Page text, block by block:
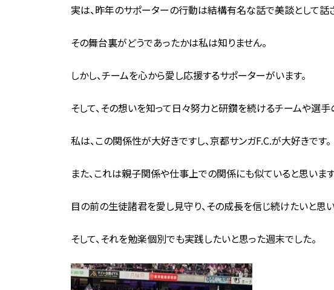
実は、昨年のサポーターの行動は結構有名な話で美談として話
その舞台裏がどうであったかは私は知りません。
しかし、チームを心から愛し応援するサポーターがいます。
そして、その想いを知って日々努力と研鑽を続けるチームや選手
私は、この関係性が大好きですし、京都サンガF.C.が大好きです。
また、これは親子関係や仕事上での関係にも似ていると思います
目の前の生徒諸君を愛し見守り、その成長を信じ続けたいと思い
そして、それを勉楽個別でも実践したいと思った週末でした。